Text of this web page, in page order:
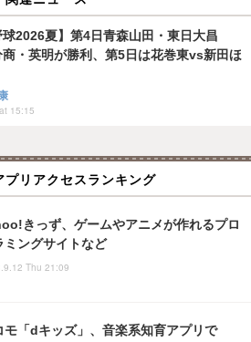
球2026夏】第4日青森山田・東日大昌
・英明が勝利、第5日は花巻東vs新田ほ
15:15
プリアクセスランキング
きっず、ゲームやアニメが作れるプロ
ミングサイトなど
Thu 21:09
モ「dキッズ」、音楽系知育アプリで